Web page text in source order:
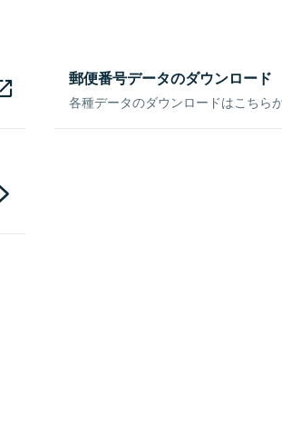
郵便番号データのダウンロード
各種データのダウンロードはこちら